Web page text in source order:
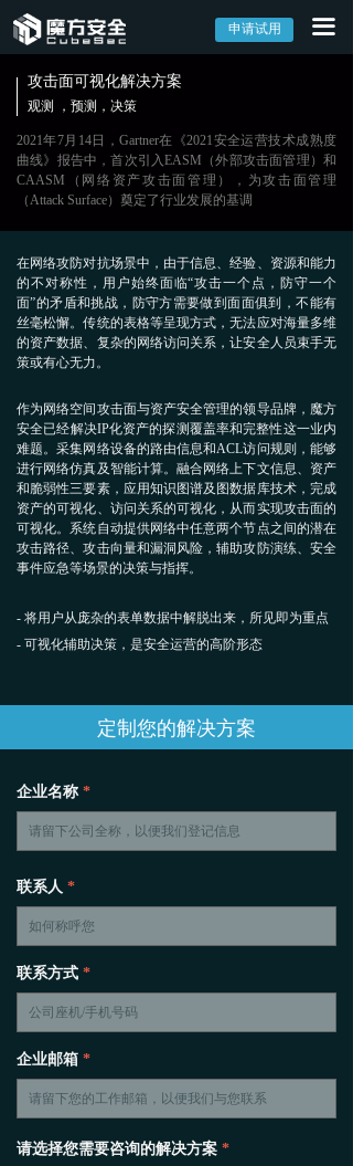
申请试用 끀
首页
产品中心
→ 网络资产攻击面管理系统CAASM
→ 漏洞管理系统CVM
解决方案
→ 外部攻击面解决方案
→ 全网资产安全管理解决方案
→ 攻击面可视化解决方案
安全服务
→ 重要活动安全保障
→ 信息安全风险评估
→ 渗透测试服务
→ 安全意识&技能培训
关于我们
发展历程
最新资讯
攻击面可视化解决方案
观测 ，预测，决策
2021年7月14日，Gartner在《2021安全运营技术成熟度
曲线》报告中，首次引入EASM（外部攻击面管理）和
CAASM（网络资产攻击面管理），为攻击面管理
（Attack Surface）奠定了行业发展的基调
在网络攻防对抗场景中，由于信息、经验、资源和能力
的不对称性，用户始终面临“攻击一个点，防守一个
面”的矛盾和挑战，防守方需要做到面面俱到，不能有
丝毫松懈。传统的表格等呈现方式，无法应对海量多维
的资产数据、复杂的网络访问关系，让安全人员束手无
策或有心无力。
作为网络空间攻击面与资产安全管理的领导品牌，魔方
安全已经解决IP化资产的探测覆盖率和完整性这一业内
难题。采集网络设备的路由信息和ACL访问规则，能够
进行网络仿真及智能计算。融合网络上下文信息、资产
和脆弱性三要素，应用知识图谱及图数据库技术，完成
资产的可视化、访问关系的可视化，从而实现攻击面的
可视化。系统自动提供网络中任意两个节点之间的潜在
攻击路径、攻击向量和漏洞风险，辅助攻防演练、安全
事件应急等场景的决策与指挥。
- 将用户从庞杂的表单数据中解脱出来，所见即为重点
- 可视化辅助决策，是安全运营的高阶形态
定制您的解决方案
企业名称 *
联系人 *
联系方式 *
企业邮箱 *
请选择您需要咨询的解决方案 *